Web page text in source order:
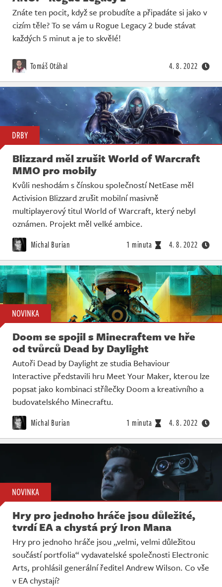
Znáte ten pocit, když se probudíte a připadáte si jako v
cizím těle? To se vám u Rogue Legacy 2 bude stávat
každých 5 minut a je to skvělé!
Tomáš Otáhal 4. 8. 2022
DRBY
Blizzard měl zrušit World of Warcraft
MMO pro mobily
Kvůli neshodám s čínskou společností NetEase měl
Activision Blizzard zrušit mobilní masivně
multiplayerový titul World of Warcraft, který nebyl
oznámen. Projekt měl velké ambice.
Michal Burian 1 minuta 4. 8. 2022
NOVINKA
Doom se spojil s Minecraftem ve hře
od tvůrců Dead by Daylight
Autoři Dead by Daylight ze studia Behaviour
Interactive představili hru Meet Your Maker, kterou lze
popsat jako kombinaci střílečky Doom a kreativního a
budovatelského Minecraftu.
Michal Burian 1 minuta 4. 8. 2022
NOVINKA
Hry pro jednoho hráče jsou důležité,
tvrdí EA a chystá prý Iron Mana
Hry pro jednoho hráče jsou „velmi, velmi důležitou
součástí portfolia“ vydavatelské společnosti Electronic
Arts, prohlásil generální ředitel Andrew Wilson. Co vše
v EA chystají?